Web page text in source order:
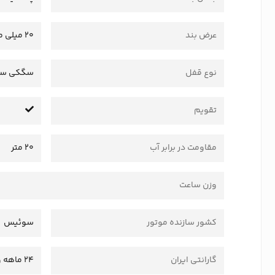
عرض بند 20 میلی متر
نوع قفل سگکی
تقویم
مقاومت در برابر آب 20 متر
وزن ساعت
کشور سازنده موتور سوئیس
گارانتی ایران 24 ماهه وستا سرویس